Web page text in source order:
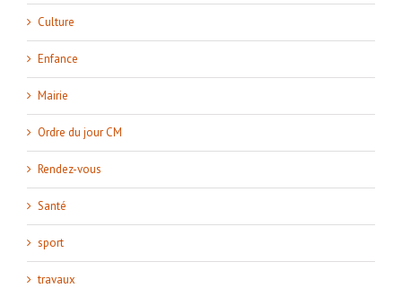
Culture
Enfance
Mairie
Ordre du jour CM
Rendez-vous
Santé
sport
travaux